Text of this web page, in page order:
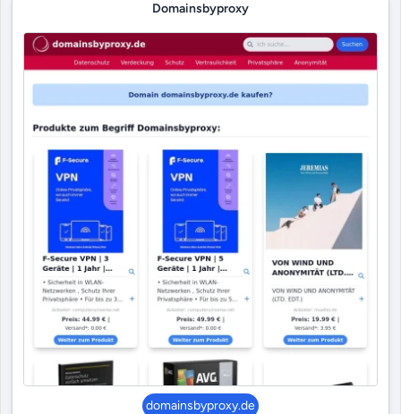
Domainsbyproxy
domainsbyproxy.de